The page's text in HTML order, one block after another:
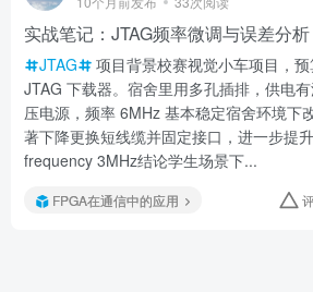
实战笔记：JTAG频率微调与误差分析
JTAG
项目背景校赛视觉小车项目，
JTAG 下载器。宿舍里用多孔插排，供电
压电源，频率 6MHz 基本稳定宿舍环境下
著下降更换短线缆并固定接口，进一步提
frequency 3MHz结论学生场景下...
FPGA在通信中的应用